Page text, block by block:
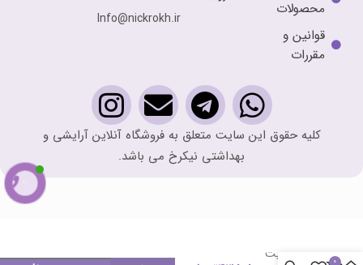
محصولات
قوانین و
مقررات
Info@nickrokh.ir
کلیه حقوق این سایت متعلق به فروشگاه آنلاین آرایشی و
بهداشتی نیکرخ می باشد.
هیدراویت
0